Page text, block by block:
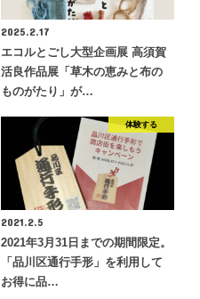
2025.2.17
エコルとごし大型企画展 高須賀
活良作品展「草木の恵みと布の
ものがたり」が…
体験する
2021.2.5
2021年3月31日までの期間限定。
「品川区通行手形」を利用して
お得に品…